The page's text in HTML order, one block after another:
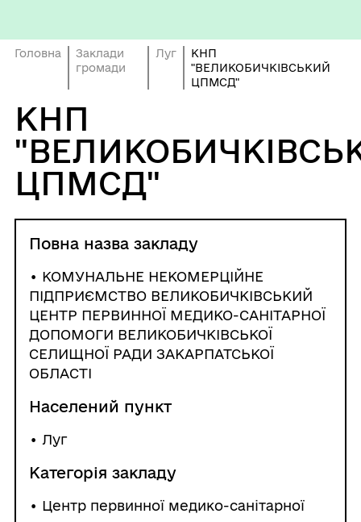
Головна
Заклади
громади
Луг
КНП
"ВЕЛИКОБИЧКІВСЬКИЙ
ЦПМСД"
КНП
ЦПМСД"
Повна назва закладу
• КОМУНАЛЬНЕ НЕКОМЕРЦІЙНЕ
ПІДПРИЄМСТВО ВЕЛИКОБИЧКІВСЬКИЙ
ЦЕНТР ПЕРВИННОЇ МЕДИКО-САНІТАРНОЇ
ДОПОМОГИ ВЕЛИКОБИЧКІВСЬКОЇ
СЕЛИЩНОЇ РАДИ ЗАКАРПАТСЬКОЇ
ОБЛАСТІ
Населений пункт
• Луг
Категорія закладу
• Центр первинної медико-санітарної